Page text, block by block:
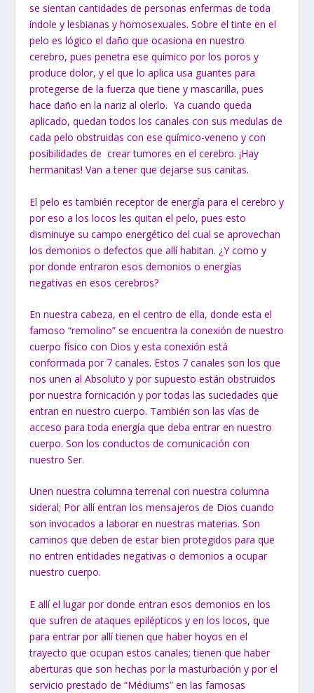
se sientan cantidades de personas enfermas de toda
índole y lesbianas y homosexuales. Sobre el tinte en el
pelo es lógico el daño que ocasiona en nuestro
cerebro, pues penetra ese químico por los poros y
produce dolor, y el que lo aplica usa guantes para
protegerse de la fuerza que tiene y mascarilla, pues
hace daño en la nariz al olerlo. Ya cuando queda
aplicado, quedan todos los canales con sus medulas de
cada pelo obstruidas con ese químico-veneno y con
posibilidades de crear tumores en el cerebro. ¡Hay
hermanitas! Van a tener que dejarse sus canitas.
El pelo es también receptor de energía para el cerebro y
por eso a los locos les quitan el pelo, pues esto
disminuye su campo energético del cual se aprovechan
los demonios o defectos que allí habitan. ¿Y como y
por donde entraron esos demonios o energías
negativas en esos cerebros?
En nuestra cabeza, en el centro de ella, donde esta el
famoso “remolino” se encuentra la conexión de nuestro
cuerpo físico con Dios y esta conexión está
conformada por 7 canales. Estos 7 canales son los que
nos unen al Absoluto y por supuesto están obstruidos
por nuestra fornicación y por todas las suciedades que
entran en nuestro cuerpo. También son las vías de
acceso para toda energía que deba entrar en nuestro
cuerpo. Son los conductos de comunicación con
nuestro Ser.
Unen nuestra columna terrenal con nuestra columna
sideral; Por allí entran los mensajeros de Dios cuando
son invocados a laborar en nuestras materias. Son
caminos que deben de estar bien protegidos para que
no entren entidades negativas o demonios a ocupar
nuestro cuerpo.
E allí el lugar por donde entran esos demonios en los
que sufren de ataques epilépticos y en los locos, que
para entrar por allí tienen que haber hoyos en el
trayecto que ocupan estos canales; tienen que haber
aberturas que son hechas por la masturbación y por el
servicio prestado de “Médiums” en las famosas